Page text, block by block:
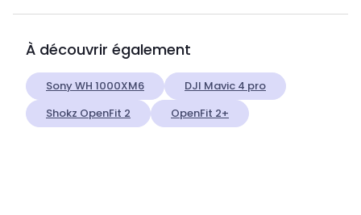
À découvrir également
Sony WH 1000XM6
DJI Mavic 4 pro
Shokz OpenFit 2
OpenFit 2+